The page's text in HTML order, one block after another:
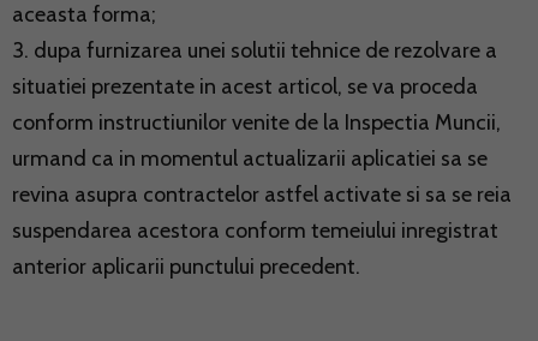
aceasta forma;
3. dupa furnizarea unei solutii tehnice de rezolvare a
situatiei prezentate in acest articol, se va proceda
conform instructiunilor venite de la Inspectia Muncii,
urmand ca in momentul actualizarii aplicatiei sa se
revina asupra contractelor astfel activate si sa se reia
suspendarea acestora conform temeiului inregistrat
anterior aplicarii punctului precedent.